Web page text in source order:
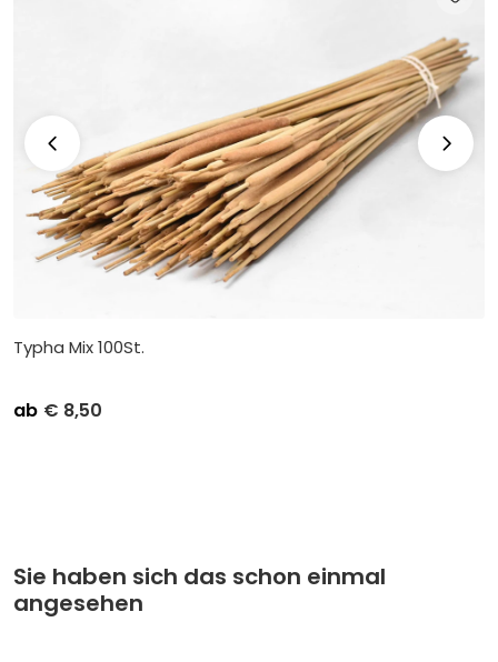
Typha Mix 100St.
ab € 8,50
Sie haben sich das schon einmal
angesehen